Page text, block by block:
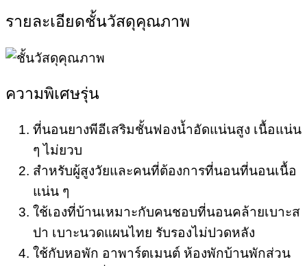
รายละเอียดชั้นวัสดุคุณภาพ
ความพิเศษรุ่น
ที่นอนยางพีอีเสริมชั้นฟองน้ำอัดแน่นสูง เนื้อแน่น
ๆ ไม่ยวบ
สำหรับผู้สูงวัยและคนที่ต้องการที่นอนที่นอนเนื้อ
แน่น ๆ
ใช้เองที่บ้านเหมาะกับคนชอบที่นอนคล้ายเบาะส
ปา เบาะนวดแผนไทย รับรองไม่ปวดหลัง
ใช้กับหอพัก อาพาร์ตเมนต์ ห้องพักบ้านพักส่วน